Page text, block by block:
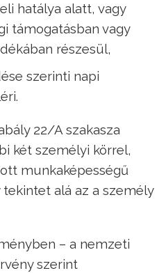
hatálya alatt, vagy
támogatásban vagy
részesül,
szerinti napi
22/A szakasza
két személyi körrel,
munkaképességű
alá az a személy
– a nemzeti
szerint